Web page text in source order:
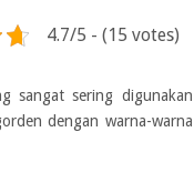
4.7/5 - (15 votes)
sangat sering digunakan
dengan warna-warna